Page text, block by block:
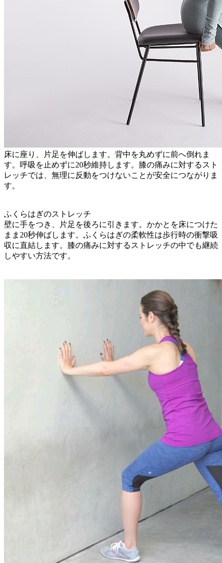
床に座り、片足を伸ばします。背中を丸めずに前へ倒れま
す。呼吸を止めずに20秒維持します。膝の痛みに対するスト
レッチでは、無理に反動をつけないことが安全につながりま
す。
ふくらはぎのストレッチ
壁に手をつき、片足を後ろに引きます。かかとを床につけた
まま20秒伸ばします。ふくらはぎの柔軟性は歩行時の衝撃吸
収に直結します。膝の痛みに対するストレッチの中でも継続
しやすい方法です。